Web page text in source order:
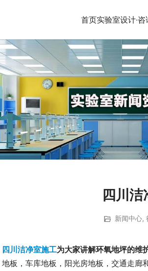
首页实验室设计·咨
四川
新闻中心,
四川洁净室施工为大家讲解环氧地坪的维
地板，车库地板，阳光房地板，交通走廊